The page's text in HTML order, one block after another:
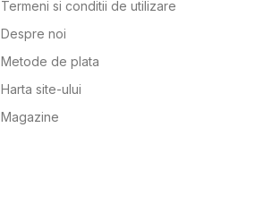
Termeni si conditii de utilizare
Despre noi
Metode de plata
Harta site-ului
Magazine